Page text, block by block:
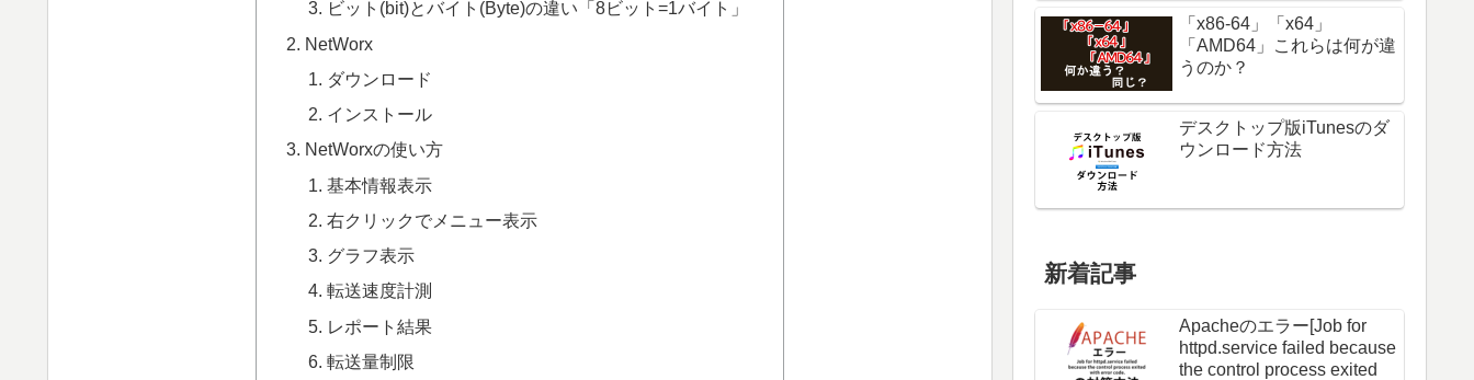
ビット(bit)とバイト(Byte)の違い「8ビット=1バイト」
NetWorx
ダウンロード
インストール
NetWorxの使い方
基本情報表示
右クリックでメニュー表示
グラフ表示
転送速度計測
レポート結果
転送量制限
「x86-64」「x64」
「AMD64」これらは何が違
うのか？
デスクトップ版iTunesのダ
ウンロード方法
新着記事
Apacheのエラー[Job for
httpd.service failed because
the control process exited